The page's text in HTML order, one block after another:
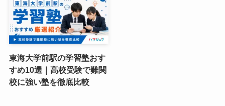
東海大学前駅の学習塾おす
すめ10選｜高校受験で難関
校に強い塾を徹底比較